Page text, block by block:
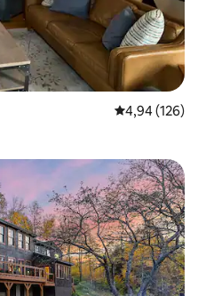
Évaluation
4,94 (126)